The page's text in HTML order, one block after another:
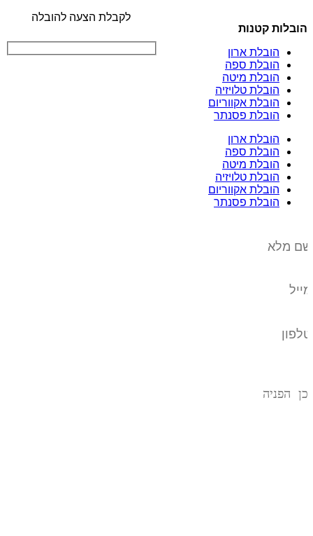
הובלות קטנות
הובלת ארון
הובלת ספה
הובלת מיטה
הובלת טלויזיה
הובלת אקווריום
הובלת פסנתר
הובלת ארון
הובלת ספה
הובלת מיטה
הובלת טלויזיה
הובלת אקווריום
הובלת פסנתר
לקבלת הצעה להובלה